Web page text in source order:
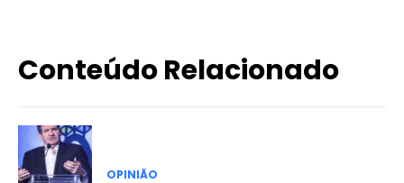
Conteúdo Relacionado
OPINIÃO